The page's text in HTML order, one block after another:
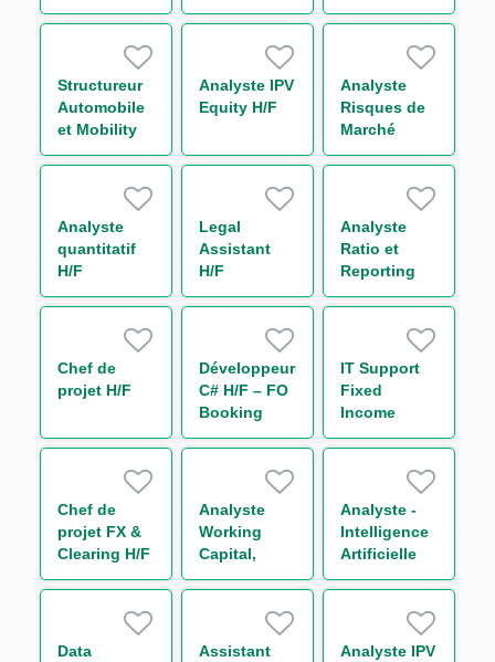
de marché
performance
Finance de
Marchés H/F
Structureur
Automobile
et Mobility
securitisation
Analyste IPV
Equity H/F
Analyste
Risques de
Marché
Consolidés
Analyste
quantitatif
H/F
Legal
Assistant
H/F
Analyste
Ratio et
Reporting
Prudentiel -
(CRR3/Bâle
IV) H/F
Chef de
projet H/F
Développeur(euse)
C# H/F – FO
Booking
Risk - Non
IT Support
Fixed
Income
Bonds
Chef de
projet FX &
Clearing H/F
Analyste
Working
Capital,
Receivable
Finance H/F
Analyste -
Intelligence
Artificielle
H/F
Data
Assistant
Analyste IPV